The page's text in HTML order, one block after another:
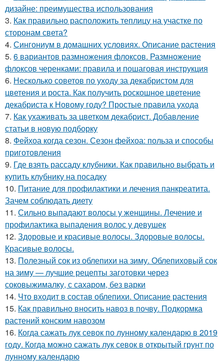
дизайне: преимущества использования
3. Как правильно расположить теплицу на участке по
сторонам света?
4. Сингониум в домашних условиях. Описание растения
5. 6 вариантов размножения флоксов. Размножение
флоксов черенками: правила и пошаговая инструкция
6. Несколько советов по уходу за декабристом для
цветения и роста. Как получить роскошное цветение
декабриста к Новому году? Простые правила ухода
7. Как ухаживать за цветком декабрист. Добавление
статьи в новую подборку
8. Фейхоа когда сезон. Сезон фейхоа: польза и способы
приготовления
9. Где взять рассаду клубники. Как правильно выбрать и
купить клубнику на посадку
10. Питание для профилактики и лечения панкреатита.
Зачем соблюдать диету
11. Сильно выпадают волосы у женщины. Лечение и
профилактика выпадения волос у девушек
12. Здоровые и красивые волосы. Здоровые волосы.
Красивые волосы.
13. Полезный сок из облепихи на зиму. Облепиховый сок
на зиму — лучшие рецепты заготовки через
соковыжималку, с сахаром, без варки
14. Что входит в состав облепихи. Описание растения
15. Как правильно вносить навоз в почву. Подкормка
растений конским навозом
16. Когда сажать лук севок по лунному календарю в 2019
году. Когда можно сажать лук севок в открытый грунт по
лунному календарю